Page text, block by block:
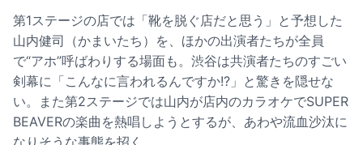
第1ステージの店では「靴を脱ぐ店だと思う」と予想した
山内健司（かまいたち）を、ほかの出演者たちが全員
で“アホ”呼ばわりする場面も。渋谷は共演者たちのすごい
剣幕に「こんなに言われるんですか!?」と驚きを隠せな
い。また第2ステージでは山内が店内のカラオケでSUPER
BEAVERの楽曲を熱唱しようとするが、あわや流血沙汰に